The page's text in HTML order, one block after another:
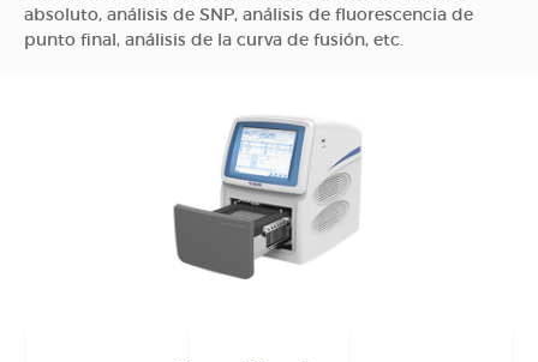
absoluto, análisis de SNP, análisis de fluorescencia de
punto final, análisis de la curva de fusión, etc.